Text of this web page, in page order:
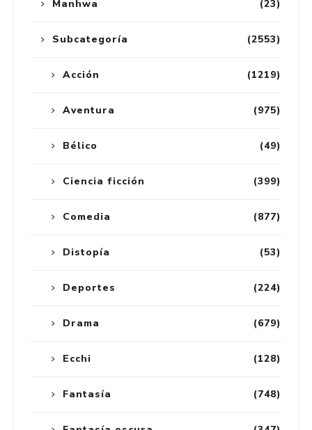
(23)
Manhwa
(2553)
Subcategoría
(1219)
Acción
(975)
Aventura
(49)
Bélico
(399)
Ciencia ficción
(877)
Comedia
(53)
Distopía
(224)
Deportes
(679)
Drama
(128)
Ecchi
(748)
Fantasía